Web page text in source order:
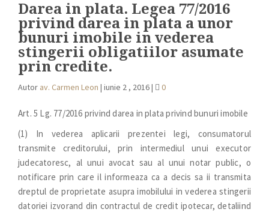
Darea in plata. Legea 77/2016
privind darea in plata a unor
bunuri imobile in vederea
stingerii obligatiilor asumate
prin credite.
Autor av. Carmen Leon | iunie 2 , 2016| 0
Art. 5 Lg. 77/2016 privind darea in plata privind bunuri imobile
(1) In vederea aplicarii prezentei legi, consumatorul
transmite creditorului, prin intermediul unui executor
judecatoresc, al unui avocat sau al unui notar public, o
notificare prin care il informeaza ca a decis sa ii transmita
dreptul de proprietate asupra imobilului in vederea stingerii
datoriei izvorand din contractul de credit ipotecar, detaliind